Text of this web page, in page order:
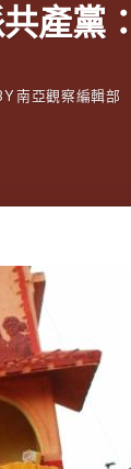
產黨
南亞觀察編輯部